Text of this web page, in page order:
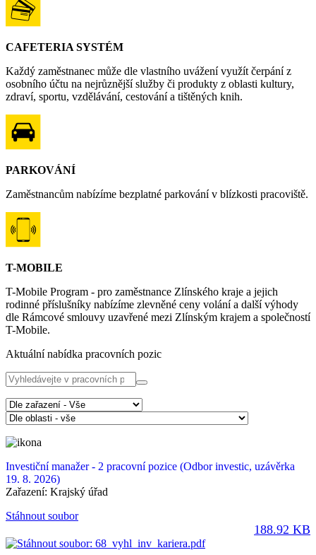
CAFETERIA SYSTÉM
Každý zaměstnanec může dle vlastního uvážení využít čerpání z
osobního účtu na nejrůznější služby či produkty z oblasti kultury,
zdraví, sportu, vzdělávání, cestování a tištěných knih.
PARKOVÁNÍ
Zaměstnancům nabízíme bezplatné parkování v blízkosti pracoviště.
T-MOBILE
T-Mobile Program - pro zaměstnance Zlínského kraje a jejich
rodinné příslušníky nabízíme zlevněné ceny volání a další výhody
dle Rámcové smlouvy uzavřené mezi Zlínským krajem a společností
T-Mobile.
Aktuální nabídka pracovních pozic
Investiční manažer - 2 pracovní pozice (Odbor investic, uzávěrka
19. 8. 2026)
Zařazení: Krajský úřad
Stáhnout soubor
188.92 KB